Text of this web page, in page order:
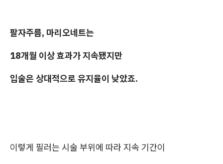
팔자주름, 마리오네트는
18개월 이상 효과가 지속됐지만
입술은 상대적으로 유지율이 낮았죠.
이렇게 필러는 시술 부위에 따라 지속 기간이